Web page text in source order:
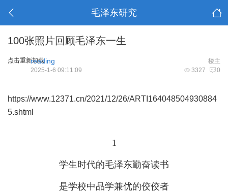
毛泽东研究
100张照片回顾毛泽东一生
点击重新加载 楼主
reading
3327 0
2025-1-6 09:11:09
https://www.12371.cn/2021/12/26/ARTI164048504930884
5.shtml
1
学生时代的毛泽东勤奋读书
是学校中品学兼优的佼佼者